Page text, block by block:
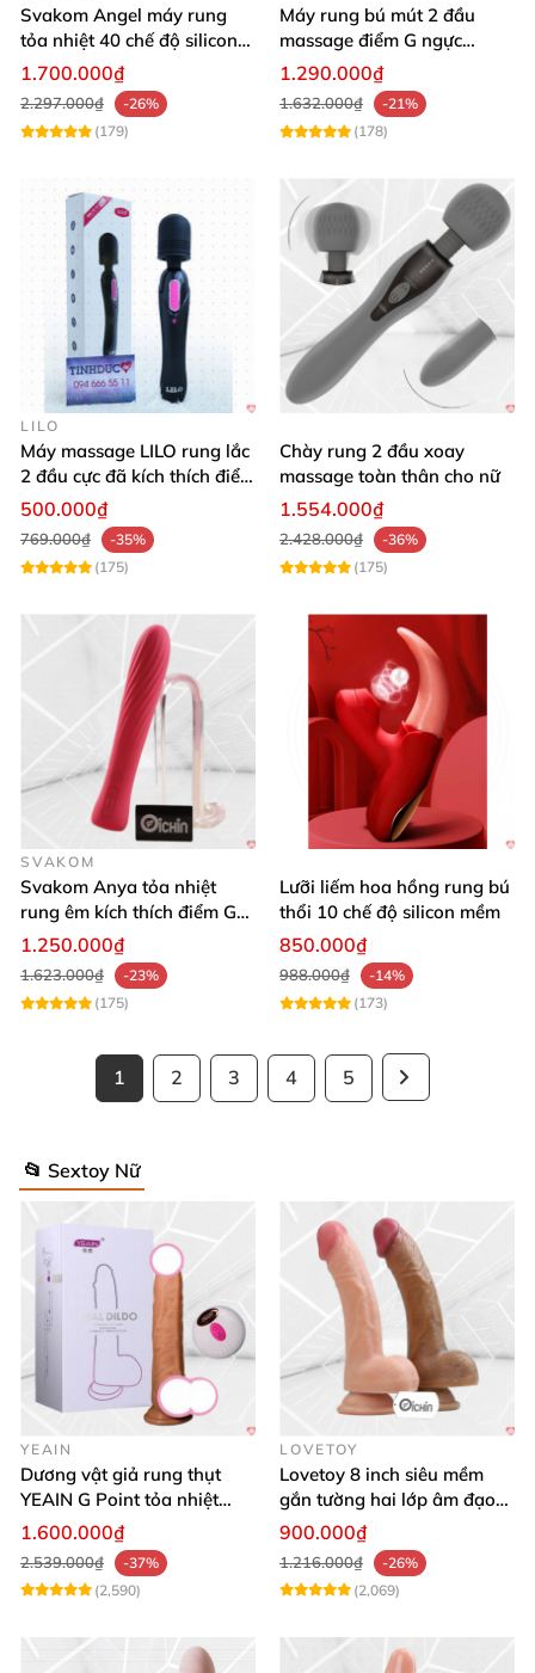
Svakom Angel máy rung
tỏa nhiệt 40 chế độ silicon
mềm mịn
1.700.000₫
2.297.000₫
-26%
(179)
Máy rung bú mút 2 đầu
massage điểm G ngực
silicon y tế mềm mại
1.290.000₫
1.632.000₫
-21%
(178)
LILO
Máy massage LILO rung lắc
2 đầu cực đã kích thích điểm
G âm đạo
500.000₫
769.000₫
-35%
(175)
Chày rung 2 đầu xoay
massage toàn thân cho nữ
1.554.000₫
2.428.000₫
-36%
(175)
SVAKOM
Svakom Anya tỏa nhiệt
rung êm kích thích điểm G
silicon Mỹ cao cấp an toàn
1.250.000₫
1.623.000₫
-23%
(175)
Lưỡi liếm hoa hồng rung bú
thổi 10 chế độ silicon mềm
850.000₫
988.000₫
-14%
(173)
1 2 3 4 5
📂 Sextoy Nữ
YEAIN
Dương vật giả rung thụt
YEAIN G Point tỏa nhiệt
điều khiển từ xa
1.600.000₫
2.539.000₫
-37%
(2,590)
LOVETOY
Lovetoy 8 inch siêu mềm
gắn tường hai lớp âm đạo
giả chuẩn y tế
900.000₫
1.216.000₫
-26%
(2,069)